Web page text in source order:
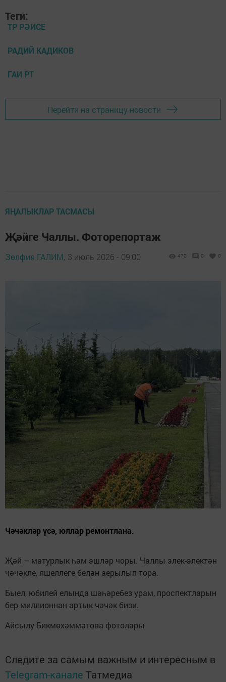
Теги:
ТР РӘИСЕ
РАДИЙ КАДИКОВ
ГАИ РТ
Перейти на страницу новости
ЯҢАЛЫКЛАР ТАСМАСЫ
Җәйге Чаллы. Фоторепортаж
Зөлфия ГАЛИМ, 3 июль 2026 - 09:00 470 0 0
Чәчәкләр үсә, юллар ремонтлана.
Җәй – матурлык һәм эшләр чоры. Чаллы элек-электән
чәчәкле, яшеллеге белән аерылып тора.
Быел, юбилей елында шәһәребез урам, проспектларын
бер миллионнан артык чәчәк бизи.
Айсылу Бикмөхәммәтова фотолары
Следите за самым важным и интересным в
Telegram-канале Татмедиа